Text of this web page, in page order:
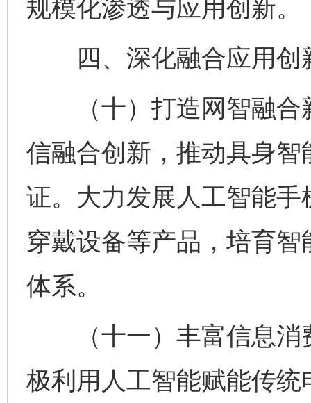
规模化渗透与应用创新。
四、深化融合应用创
（十）打造网智融合
信融合创新，推动具身
证。大力发展人工智能
穿戴设备等产品，培育
体系。
（十一）丰富信息消
极利用人工智能赋能传